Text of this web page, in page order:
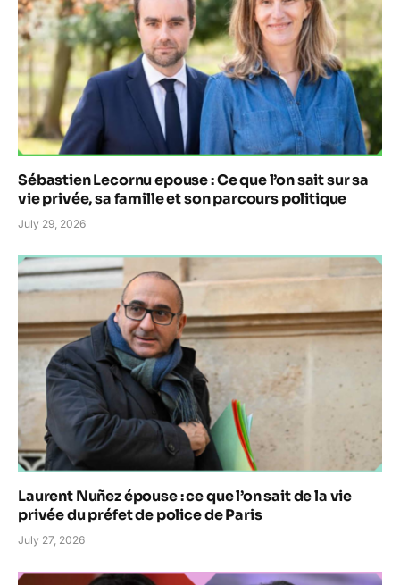
Sébastien Lecornu epouse : Ce que l’on sait sur sa
vie privée, sa famille et son parcours politique
July 29, 2026
Laurent Nuñez épouse : ce que l’on sait de la vie
privée du préfet de police de Paris
July 27, 2026